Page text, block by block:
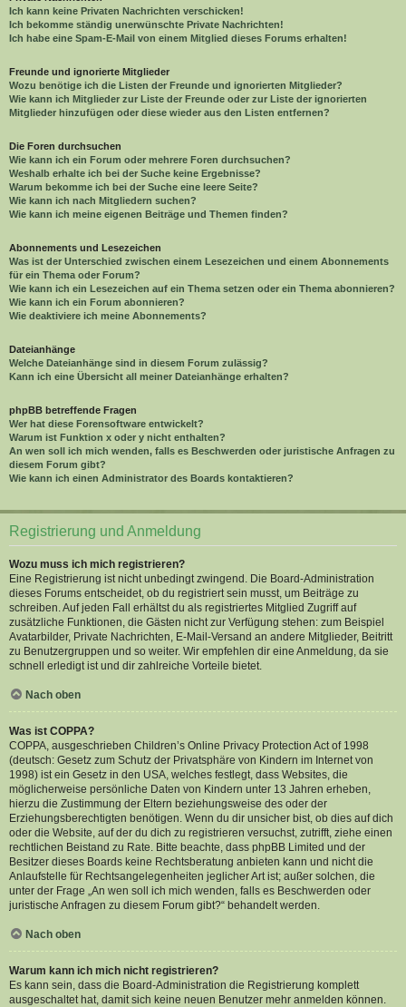
Ich kann keine Privaten Nachrichten verschicken!
Ich bekomme ständig unerwünschte Private Nachrichten!
Ich habe eine Spam-E-Mail von einem Mitglied dieses Forums erhalten!
Freunde und ignorierte Mitglieder
Wozu benötige ich die Listen der Freunde und ignorierten Mitglieder?
Wie kann ich Mitglieder zur Liste der Freunde oder zur Liste der ignorierten
Mitglieder hinzufügen oder diese wieder aus den Listen entfernen?
Die Foren durchsuchen
Wie kann ich ein Forum oder mehrere Foren durchsuchen?
Weshalb erhalte ich bei der Suche keine Ergebnisse?
Warum bekomme ich bei der Suche eine leere Seite?
Wie kann ich nach Mitgliedern suchen?
Wie kann ich meine eigenen Beiträge und Themen finden?
Abonnements und Lesezeichen
Was ist der Unterschied zwischen einem Lesezeichen und einem Abonnements
für ein Thema oder Forum?
Wie kann ich ein Lesezeichen auf ein Thema setzen oder ein Thema abonnieren?
Wie kann ich ein Forum abonnieren?
Wie deaktiviere ich meine Abonnements?
Dateianhänge
Welche Dateianhänge sind in diesem Forum zulässig?
Kann ich eine Übersicht all meiner Dateianhänge erhalten?
phpBB betreffende Fragen
Wer hat diese Forensoftware entwickelt?
Warum ist Funktion x oder y nicht enthalten?
An wen soll ich mich wenden, falls es Beschwerden oder juristische Anfragen zu
diesem Forum gibt?
Wie kann ich einen Administrator des Boards kontaktieren?
Registrierung und Anmeldung
Wozu muss ich mich registrieren?
Eine Registrierung ist nicht unbedingt zwingend. Die Board-Administration
dieses Forums entscheidet, ob du registriert sein musst, um Beiträge zu
schreiben. Auf jeden Fall erhältst du als registriertes Mitglied Zugriff auf
zusätzliche Funktionen, die Gästen nicht zur Verfügung stehen: zum Beispiel
Avatarbilder, Private Nachrichten, E-Mail-Versand an andere Mitglieder, Beitritt
zu Benutzergruppen und so weiter. Wir empfehlen dir eine Anmeldung, da sie
schnell erledigt ist und dir zahlreiche Vorteile bietet.
Nach oben
Was ist COPPA?
COPPA, ausgeschrieben Children’s Online Privacy Protection Act of 1998
(deutsch: Gesetz zum Schutz der Privatsphäre von Kindern im Internet von
1998) ist ein Gesetz in den USA, welches festlegt, dass Websites, die
möglicherweise persönliche Daten von Kindern unter 13 Jahren erheben,
hierzu die Zustimmung der Eltern beziehungsweise des oder der
Erziehungsberechtigten benötigen. Wenn du dir unsicher bist, ob dies auf dich
oder die Website, auf der du dich zu registrieren versuchst, zutrifft, ziehe einen
rechtlichen Beistand zu Rate. Bitte beachte, dass phpBB Limited und der
Besitzer dieses Boards keine Rechtsberatung anbieten kann und nicht die
Anlaufstelle für Rechtsangelegenheiten jeglicher Art ist; außer solchen, die
unter der Frage „An wen soll ich mich wenden, falls es Beschwerden oder
juristische Anfragen zu diesem Forum gibt?“ behandelt werden.
Nach oben
Warum kann ich mich nicht registrieren?
Es kann sein, dass die Board-Administration die Registrierung komplett
ausgeschaltet hat, damit sich keine neuen Benutzer mehr anmelden können.